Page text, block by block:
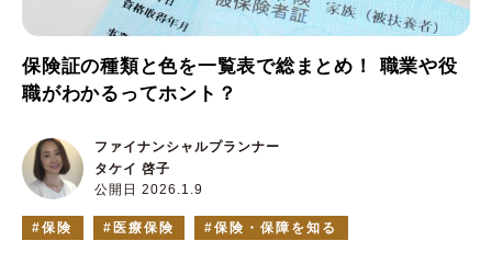
保険証の種類と色を一覧表で総まとめ！ 職業や役
職がわかるってホント？
公開日 2026.1.9
ファイナンシャルプランナー
タケイ 啓子
保険 医療保険 保険・保障を知る